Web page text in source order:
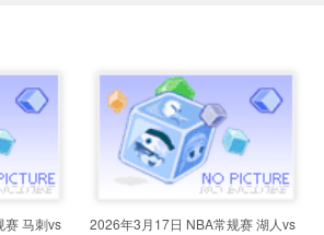
赛 马刺vs
2026年3月17日 NBA常规赛 湖人vs